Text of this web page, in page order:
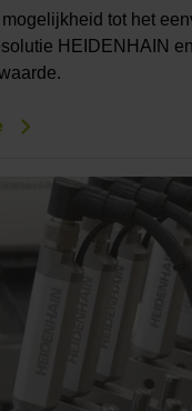
tot het
HEIDENHAIN